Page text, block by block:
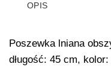
OPIS
Poszewka lniana
długość: 45 cm,